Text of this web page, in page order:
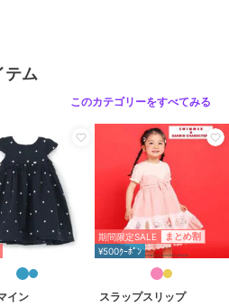
、一緒に分け合うよろこび。
柄や愛らしい動物たちのモチーフに、
。
やさしく幸せなコレクション。
you joy-喜びが訪れますよう
服に込めて。
テム
このカテゴリーをすべてみる
イン
期間限定SALE まとめ割
¥500ｸｰﾎﾟﾝ
スラップスリップ